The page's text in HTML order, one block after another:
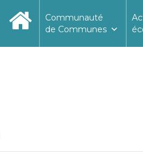
Communauté
de Communes